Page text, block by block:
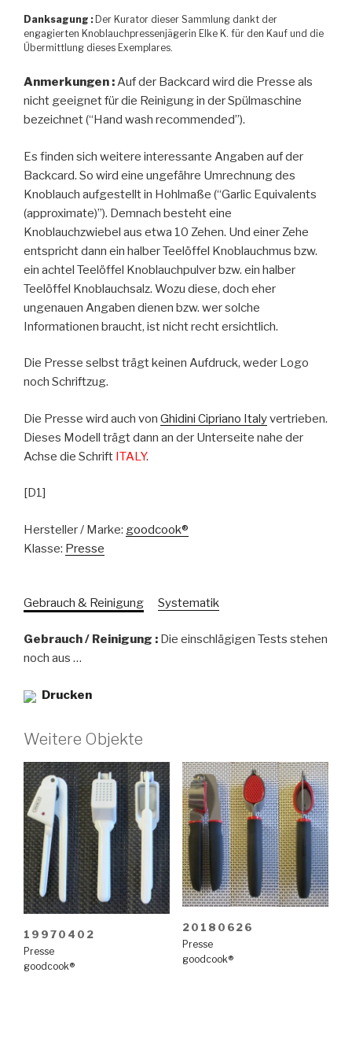
Danksagung : Der Kurator dieser Sammlung dankt der
engagierten Knoblauchpressenjägerin Elke K. für den Kauf und die
Übermittlung dieses Exemplares.
Anmerkungen :Auf der Backcard wird die Presse als
nicht geeignet für die Reinigung in der Spülmaschine
bezeichnet (“Hand wash recommended”).
Es finden sich weitere interessante Angaben auf der
Backcard. So wird eine ungefähre Umrechnung des
Knoblauch aufgestellt in Hohlmaße (“Garlic Equivalents
(approximate)”). Demnach besteht eine
Knoblauchzwiebel aus etwa 10 Zehen. Und einer Zehe
entspricht dann ein halber Teelöffel Knoblauchmus bzw.
ein achtel Teelöffel Knoblauchpulver bzw. ein halber
Teelöffel Knoblauchsalz. Wozu diese, doch eher
ungenauen Angaben dienen bzw. wer solche
Informationen braucht, ist nicht recht ersichtlich.
Die Presse selbst trägt keinen Aufdruck, weder Logo
noch Schriftzug.
Die Presse wird auch von Ghidini Cipriano Italyvertrieben.
Dieses Modell trägt dann an der Unterseite nahe der
Achse die Schrift ITALY.
[D1]
Hersteller / Marke: goodcook®
Klasse: Presse
Gebrauch & Reinigung Systematik
Gebrauch / Reinigung : Die einschlägigen Tests stehen
noch aus …
Drucken
Weitere Objekte
19970402
Presse
goodcook®
20180626
Presse
goodcook®